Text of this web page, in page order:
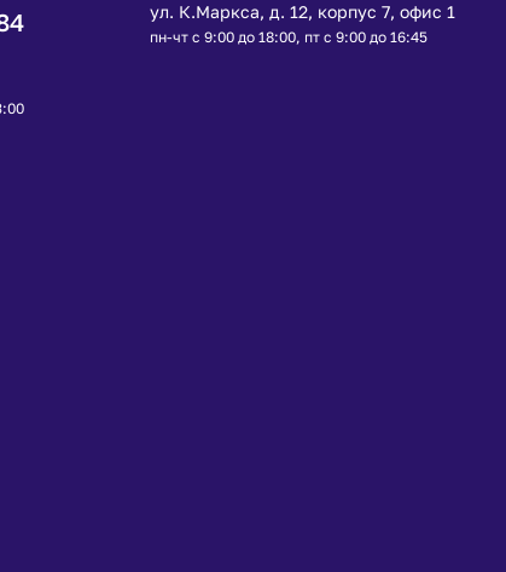
ул. К.Маркса, д. 12, корпус 7, офис 1
пн-чт с 9:00 до 18:00, пт с 9:00 до 16:45